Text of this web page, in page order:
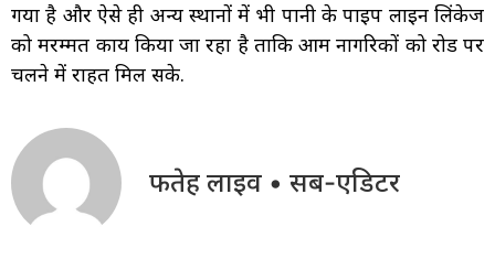
गया है और ऐसे ही अन्य स्थानों में भी पानी के पाइप लाइन लिंकेज
को मरम्मत कार्य किया जा रहा है ताकि आम नागरिकों को रोड पर
चलने में राहत मिल सके.
फतेह लाइव • सब-एडिटर